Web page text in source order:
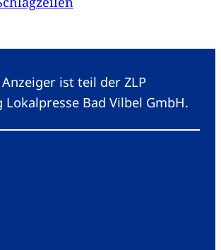
ist teil der ZLP
Bad Vilbel GmbH.